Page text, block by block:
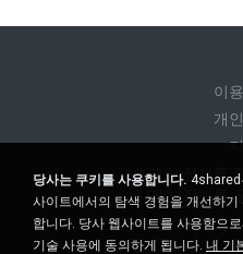
이
개
내 개인 정보를
내 개인 정보를
당사는 쿠키를 사용합니다. 4shared
사이트에서의 탐색 경험을 개선하
합니다. 당사 웹사이트를 사용함으
기술 사용에 동의하게 됩니다. 내 기